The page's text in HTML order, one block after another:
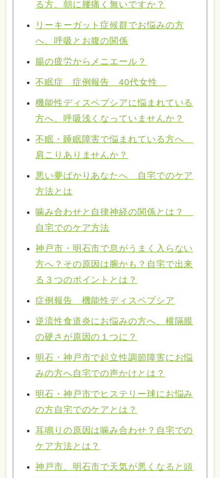
る方、朝に腰痛く無いですか？
リーキーガット症候群でお悩みの方
へ、呼吸とお腹の関係
腸の疲労からメニエール？
不眠症 症例報告 40代女性
機能性ディスペプシアに悩まれている
方へ、呼吸浅くなっていませんか？
不眠・睡眠障害で悩まれている方へ
肩こりありませんか？
悪い夢ばかりあなたへ 自宅でのケア
方法とは
噛み合わせと自律神経の関係とは？
自宅でのケア方法
神戸市・明石市で息がうまく入らない
方へ？その原因は腕かも？自宅で出来
る３つのポイントとは？
症例報告 機能性ディスペプシア
逆流性食道炎にお悩みの方へ、横隔膜
の硬さが原因の１つに？
明石・神戸市で起立性調節障害にお悩
みの方へ自宅での声かけとは？
明石・神戸市でヒステリー球にお悩み
の方自宅でのケアとは？
耳鳴りの原因は噛み合わせ？自宅での
ケア方法とは？
神戸市、明石市で天気が悪くなると頭